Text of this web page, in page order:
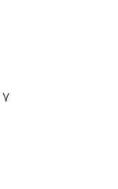
7 روز ضمانت بازگشت پول